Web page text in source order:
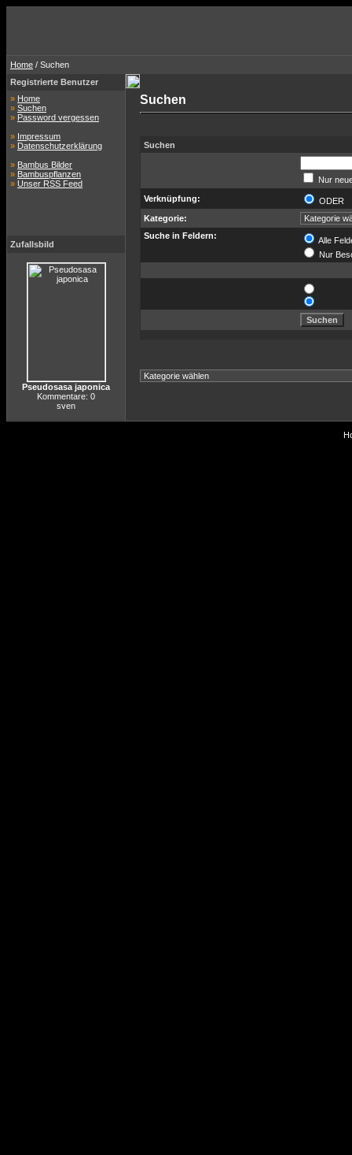
Home / Suchen
Registrierte Benutzer
» Home
» Suchen
» Password vergessen
» Impressum
» Datenschutzerklärung
» Bambus Bilder
» Bambuspflanzen
» Unser RSS Feed
Zufallsbild
Pseudosasa japonica
Kommentare: 0
sven
Suchen
Suchen
Nur
Verknüpfung:
ODER
Kategorie:
Suche in Feldern:
Alle
Nur